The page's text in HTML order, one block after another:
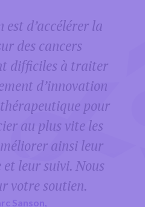
d’accélérer la
des cancers
difficiles à traiter
d’innovation
pour
au plus vite les
ainsi leur
et leur suivi. Nous
votre soutien.
Sanson,